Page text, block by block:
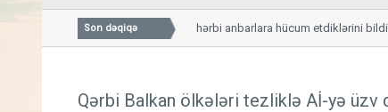
Son dəqiqə
Husilər Yəməndəki hərbi anbarlara hücum etdiklərini
Qərbi Balkan ölkələri tezliklə Aİ-yə üzv